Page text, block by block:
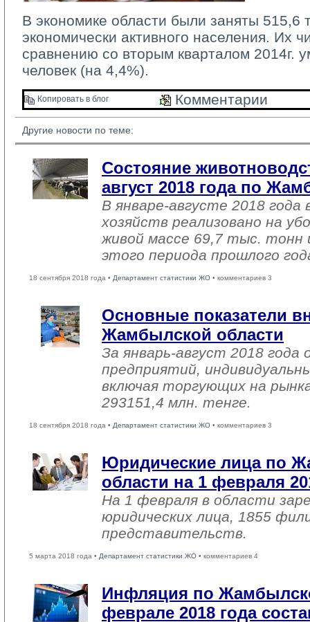
В экономике области были заняты 515,6
экономически активного населения. Их
сравнению со вторым кварталом 2014г.
человек (на 4,4%).
Копировать в блог Комментарии
Другие новости по теме:
Состояние
август 2018 года по
В январе-августе 2018 года
хозяйств реализовано на
живой массе 69,7 тыс. тонн
этого периода прошлого
18 сентября 2018 года • Департамент статистики ЖО • комментариев 3
Основные показатели
Жамбылской области
За январь-август 2018
предприятий,
включая торгующих на
293151,4 млн. тенге.
18 сентября 2018 года • Департамент статистики ЖО • комментариев 3
Юридические лица по
области на 1 февраля
На 1 февраля в области
юридических лица, 1855
представительств.
5 марта 2018 года • Департамент статистики ЖО • комментариев 4
Инфляция по
феврале 2018 года